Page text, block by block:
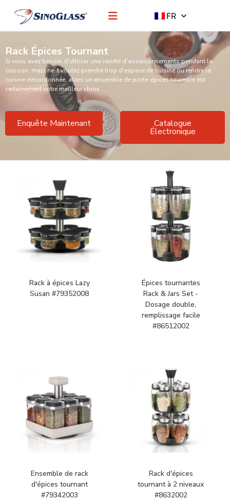
FR
Rack Épices Tournant
Si vous avez besoin d'utiliser une variété d'assaisonnements pendant la
cuisson, mais ne’ t voulez prendre trop d'espace de cuisine ou rendre la
cuisine désordonnée, alors un ensemble de porte-épices tournant est
certainement votre meilleur choix.
Enquête Maintenant Catalogue
Électronique
Rack à épices Lazy
Susan #79352008
Épices tournantes
Rack & Jars Set -
Dosage double,
remplissage facile
#86512002
Ensemble de rack
d'épices tournant
#79342003
Rack d'épices
tournant à 2 niveaux
#8632002